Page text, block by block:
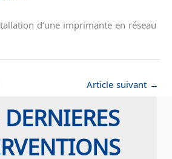
d’une imprimante en réseau
Article suivant →